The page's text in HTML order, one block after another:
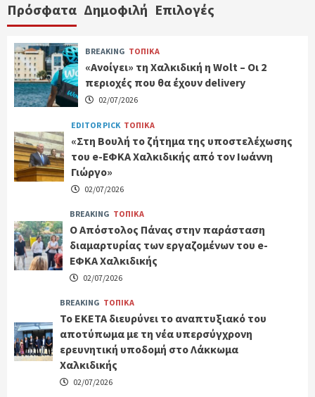
Πρόσφατα Δημοφιλή Επιλογές
BREAKING ΤΟΠΙΚΑ
«Ανοίγει» τη Χαλκιδική η Wolt – Οι 2
περιοχές που θα έχουν delivery
02/07/2026
EDITOR PICK ΤΟΠΙΚΑ
«Στη Βουλή το ζήτημα της υποστελέχωσης
του e-ΕΦΚΑ Χαλκιδικής από τον Ιωάννη
Γιώργο»
02/07/2026
BREAKING ΤΟΠΙΚΑ
Ο Απόστολος Πάνας στην παράσταση
διαμαρτυρίας των εργαζομένων του e-
ΕΦΚΑ Χαλκιδικής
02/07/2026
BREAKING ΤΟΠΙΚΑ
Το ΕΚΕΤΑ διευρύνει το αναπτυξιακό του
αποτύπωμα με τη νέα υπερσύγχρονη
ερευνητική υποδομή στο Λάκκωμα
Χαλκιδικής
02/07/2026